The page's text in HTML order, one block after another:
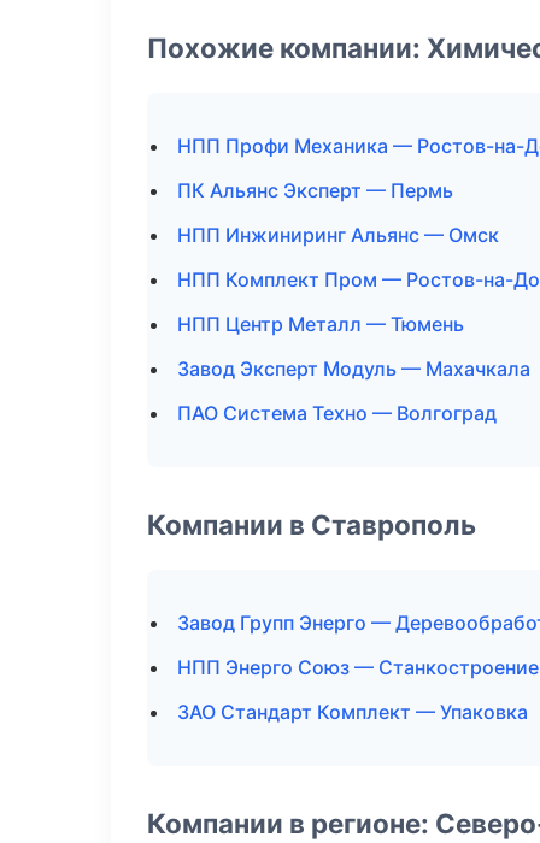
Похожие компании:
НПП Профи Механика — Ростов-на-
ПК Альянс Эксперт — Пермь
НПП Инжиниринг Альянс — Омск
НПП Комплект Пром — Ростов-на-
НПП Центр Металл — Тюмень
Завод Эксперт Модуль — Махачкала
ПАО Система Техно — Волгоград
Компании в Ставрополь
Завод Групп Энерго —
НПП Энерго Союз — Станкостроение
ЗАО Стандарт Комплект — Упаковка
Компании в регионе: